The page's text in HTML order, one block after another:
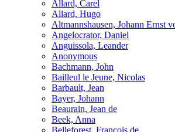
Allard, Carel
Allard, Hugo
Altmannshausen, Johann Ernst
Angelocrator, Daniel
Anguissola, Leander
Anonymous
Bachmann, John
Bailleul le Jeune, Nicolas
Barbault, Jean
Bayer, Johann
Beaurain, Jean de
Beek, Anna
Belleforest, Francois de